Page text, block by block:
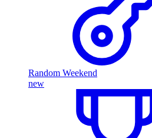
Random Weekend
new